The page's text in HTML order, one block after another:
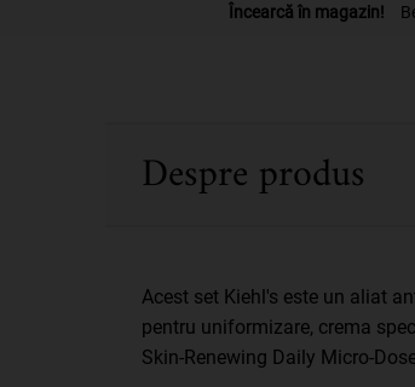
Încearcă în magazin!
Despre produs
Acest set Kiehl's este un aliat
pentru uniformizare, crema
Skin-Renewing Daily Micro-